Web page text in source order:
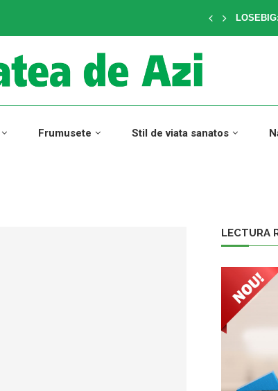
Frumusete Stil de viata sanatos
LECTURA